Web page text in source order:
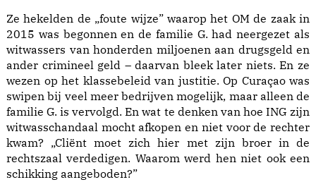
Ze hekelden de „foute wijze” waarop het OM de zaak in
2015 was begonnen en de familie G. had neergezet als
witwassers van honderden miljoenen aan drugsgeld en
ander crimineel geld – daarvan bleek later niets. En ze
wezen op het klassebeleid van justitie. Op Curaçao was
swipen bij veel meer bedrijven mogelijk, maar alleen de
familie G. is vervolgd. En wat te denken van hoe ING zijn
witwasschandaal mocht afkopen en niet voor de rechter
kwam? „Cliënt moet zich hier met zijn broer in de
rechtszaal verdedigen. Waarom werd hen niet ook een
schikking aangeboden?”